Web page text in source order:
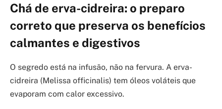
Chá de erva-cidreira: o preparo
correto que preserva os benefícios
calmantes e digestivos
O segredo está na infusão, não na fervura. A erva-
cidreira (Melissa officinalis) tem óleos voláteis que
evaporam com calor excessivo.